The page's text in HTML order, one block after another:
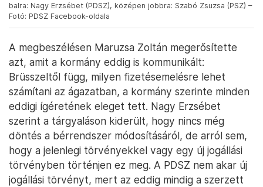
balra: Nagy Erzsébet (PDSZ), középen jobbra: Szabó Zsuzsa (PSZ) –
Fotó: PDSZ Facebook-oldala
A megbeszélésen Maruzsa Zoltán megerősítette
azt, amit a kormány eddig is kommunikált:
Brüsszeltől függ, milyen fizetésemelésre lehet
számítani az ágazatban, a kormány szerinte minden
eddigi ígéretének eleget tett. Nagy Erzsébet
szerint a tárgyaláson kiderült, hogy nincs még
döntés a bérrendszer módosításáról, de arról sem,
hogy a jelenlegi törvényekkel vagy egy új jogállási
törvényben történjen ez meg. A PDSZ nem akar új
jogállási törvényt, mert az eddig mindig a szerzett